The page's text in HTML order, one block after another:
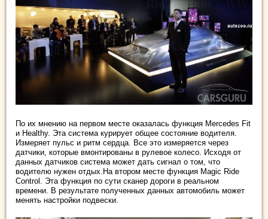
По их мнению на первом месте оказалась функция Mercedes Fit
и Healthy. Эта система курирует общее состояние водителя.
Измеряет пульс и ритм сердца. Все это измеряется через
датчики, которые вмонтированы в рулевое колесо. Исходя от
данных датчиков система может дать сигнал о том, что
водителю нужен отдых.На втором месте функция Magic Ride
Control. Эта функция по сути сканер дороги в реальном
времени. В результате полученных данных автомобиль может
менять настройки подвески.